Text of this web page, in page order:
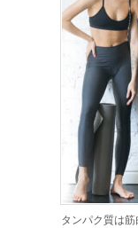
タンパク質は